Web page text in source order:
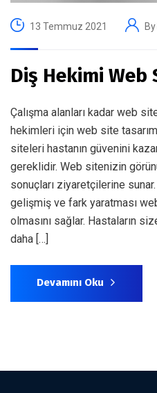
13 Temmuz 2021 By
Diş Hekimi Web
Çalışma alanları kadar web
hekimleri için web site
siteleri hastanın güvenini
gereklidir. Web sitenizin
sonuçları ziyaretçilerine
gelişmiş ve fark yaratması
olmasını sağlar. Hastaların
daha […]
Devamını Oku